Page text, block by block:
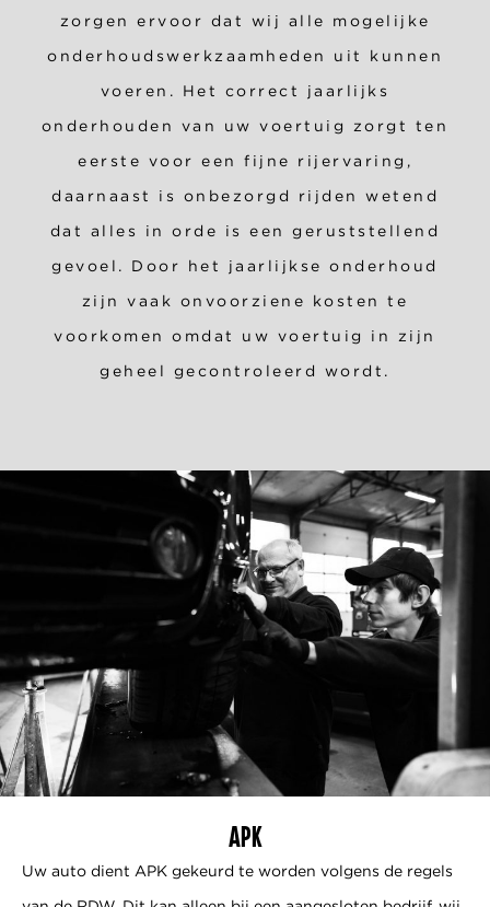
zorgen ervoor dat wij alle mogelijke
onderhoudswerkzaamheden uit kunnen
voeren. Het correct jaarlijks
onderhouden van uw voertuig zorgt ten
eerste voor een fijne rijervaring,
daarnaast is onbezorgd rijden wetend
dat alles in orde is een geruststellend
gevoel. Door het jaarlijkse onderhoud
zijn vaak onvoorziene kosten te
voorkomen omdat uw voertuig in zijn
geheel gecontroleerd wordt.
APK
Uw auto dient APK gekeurd te worden volgens de regels